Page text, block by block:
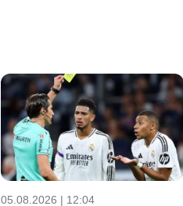
05.08.2026 | 12:04